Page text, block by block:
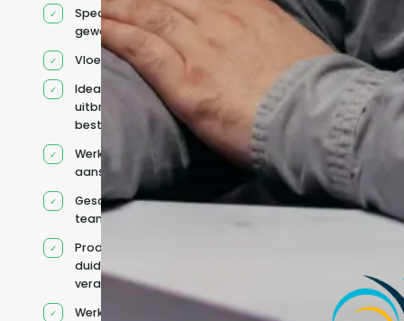
Specifiek voor jou
geworven profiel
Vloeiend Engels
Ideaal voor het
uitbreiden van
bestaande capaciteit
Werkt onder jouw
aansturing
Geschikt voor hybride
teams
Productcontext en
duidelijke
verantwoordelijkheden
Werkt binnen jouw